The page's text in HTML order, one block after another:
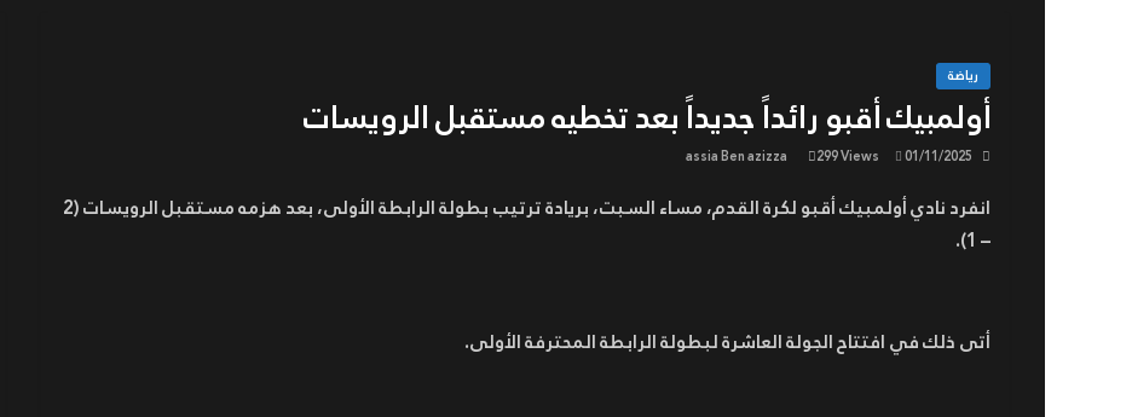
رياضة
أولمبيك أقبو رائداً جديداً بعد تخطيه مستقبل الرويسات
assia Ben azizza 299 Views 01/11/2025
انفرد نادي أولمبيك أقبو لكرة القدم، مساء السبت، بريادة ترتيب بطولة الرابطة الأولى، بعد هزمه مستقبل الرويسات (2
– 1).
أتى ذلك في افتتاح الجولة العاشرة لبطولة الرابطة المحترفة الأولى.